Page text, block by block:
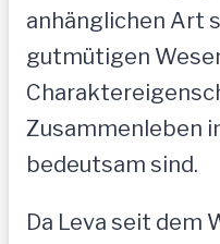
anhänglichen Art
gutmütigen
Zusammenleben
bedeutsam sind.
Da Leva seit dem